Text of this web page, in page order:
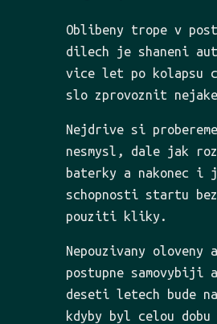
Oblibeny trope v
dilech je shaneni
vice let po kolapsu
slo zprovoznit
Nejdrive si
nesmysl, dale jak
baterky a nakonec i
schopnosti startu
pouziti kliky.
Nepouzivany oloveny
postupne
deseti letech bude
kdyby byl celou